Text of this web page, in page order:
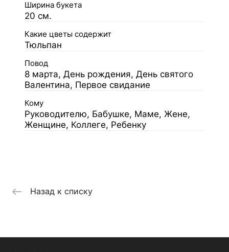
Ширина букета
20 см.
Какие цветы содержит
Тюльпан
Повод
8 марта, День рождения, День святого
Валентина, Первое свидание
Кому
Руководителю, Бабушке, Маме, Жене,
Женщине, Коллеге, Ребенку
Назад к списку